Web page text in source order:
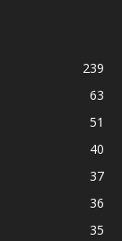
239
63
51
40
37
36
35